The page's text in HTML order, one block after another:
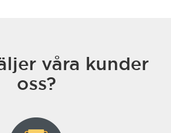
våra kunder
oss?